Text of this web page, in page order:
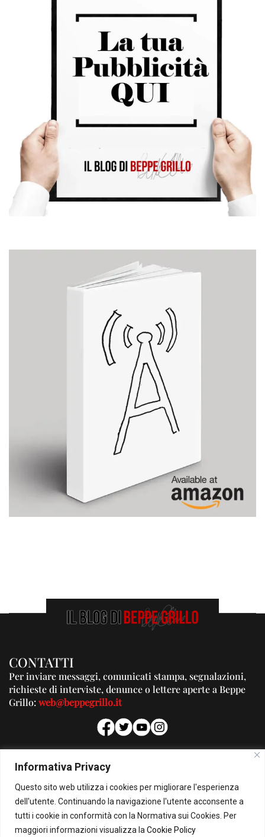
Informativa Privacy
Questo sito web utilizza i cookies per migliorare l'esperienza
dell'utente. Continuando la navigazione l'utente acconsente a
tutti i cookie in conformità con la Normativa sui Cookies. Per
maggiori informazioni visualizza la Cookie Policy
CONTATTI
Per inviare messaggi, comunicati stampa, segnalazioni,
richieste di interviste, denunce o lettere aperte a Beppe
Grillo:web@beppegrillo.it
PUBBLICITA'
Per la tua pubblicità su questo Blog:
pubblicita@beppegrillo.it